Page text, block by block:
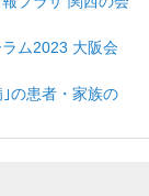
ム2023 大阪会
の患者・家族の